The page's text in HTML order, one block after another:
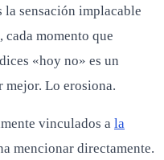
la sensación implacable
cada momento que
«hoy no» es un
mejor. Lo erosiona.
vinculados a la
mencionar directamente.